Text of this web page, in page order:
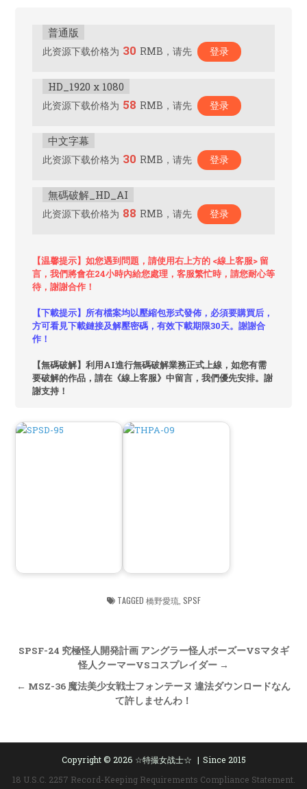
普通版
此资源下载价格为 30 RMB，请先 登录
HD_1920 x 1080
此资源下载价格为 58 RMB，请先 登录
中文字幕
此资源下载价格为 30 RMB，请先 登录
無碼破解_HD_AI
此资源下载价格为 88 RMB，请先 登录
【温馨提示】如您遇到問題，請使用右上方的 <線上客服> 留
言，我們將會在24小時內給您處理，客服繁忙時，請您耐心等
待，謝謝合作！
【下載提示】所有檔案均以壓縮包形式發佈，必須要購買后，
方可看見下載鏈接及解壓密碼，有效下載期限30天。謝謝合
作！
【無碼破解】利用AI進行無碼破解業務正式上線，如您有需
要破解的作品，請在《線上客服》中留言，我們優先安排。謝
謝支持！
TAGGED 橋野愛琉, SPSF
Post
navigation
SPSF-24 究極怪人開発計画 アングラー怪人ボーズーVSマタギ
怪人クーマーVSコスプレイダー →
← MSZ-36 魔法美少女戦士フォンテーヌ 違法ダウンロードなん
て許しませんわ！
Copyright © 2026 ☆特撮女战士☆
Since 2015
18 U.S.C. 2257 Record-Keeping Requirements Compliance Statement.